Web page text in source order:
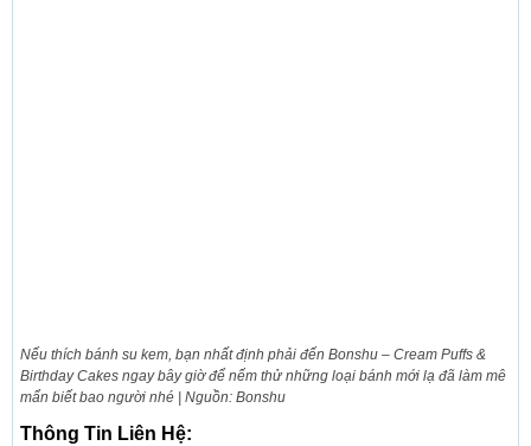
Nếu thích bánh su kem, bạn nhất định phải đến Bonshu – Cream Puffs &
Birthday Cakes ngay bây giờ để nếm thử những loại bánh mới lạ đã làm mê
mẩn biết bao người nhé | Nguồn: Bonshu
Thông Tin Liên Hệ: